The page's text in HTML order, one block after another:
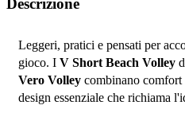
Leggeri, pratici e pensati per
gioco. I V Short Beach Volley
Vero Volley combinano
design essenziale che richiama